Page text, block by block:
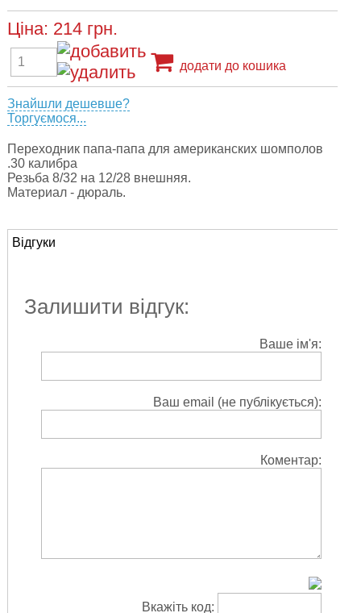
Ціна: 214 грн.
додати до кошика
Знайшли дешевше?
Торгуємося...
Переходник папа-папа для американских шомполов
.30 калибра
Резьба 8/32 на 12/28 внешняя.
Материал - дюраль.
Відгуки
Залишити відгук:
Ваше ім'я:
Ваш email (не публікується):
Коментар:
Вкажіть код: